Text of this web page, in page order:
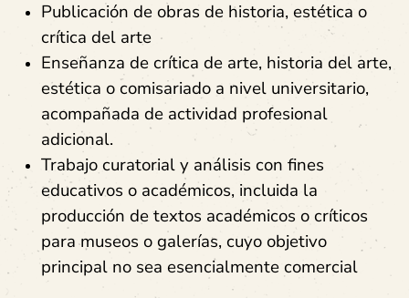
Publicación de obras de historia, estética o
crítica del arte
Enseñanza de crítica de arte, historia del arte,
estética o comisariado a nivel universitario,
acompañada de actividad profesional
adicional.
Trabajo curatorial y análisis con fines
educativos o académicos, incluida la
producción de textos académicos o críticos
para museos o galerías, cuyo objetivo
principal no sea esencialmente comercial